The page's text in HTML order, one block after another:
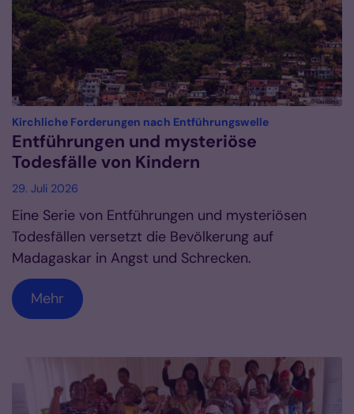
© Gulbins
Kirchliche Forderungen nach Entführungswelle:
Entführungen und mysteriöse
Todesfälle von Kindern
29. Juli 2026
Eine Serie von Entführungen und mysteriösen
Todesfällen versetzt die Bevölkerung auf
Madagaskar in Angst und Schrecken.
Mehr